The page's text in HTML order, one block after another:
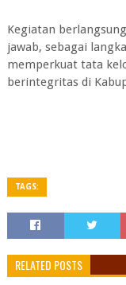
Kegiatan
jawab, sebagai
memperkuat tata
berintegritas di
TAGS:
RELATED POSTS